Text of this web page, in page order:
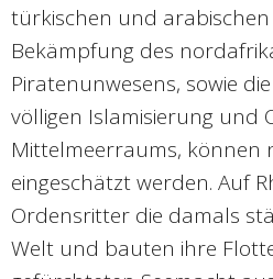
türkischen und arabischen
Bekämpfung des
Piratenunwesens, sowie
völligen Islamisierung und
Mittelmeerraums, können
eingeschätzt werden. Auf
Ordensritter die damals
Welt und bauten ihre